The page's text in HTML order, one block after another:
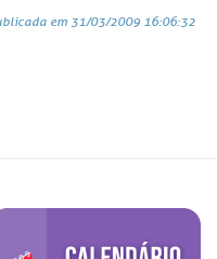
em 31/03/2009 16:06:32